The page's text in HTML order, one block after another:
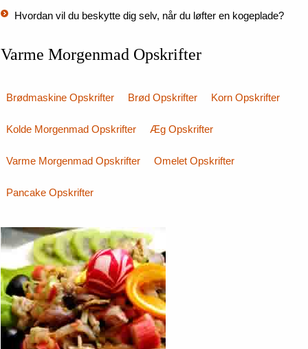
Hvordan vil du beskytte dig selv, når du løfter en kogeplade?
Varme Morgenmad Opskrifter
Brødmaskine Opskrifter Brød Opskrifter Korn Opskrifter
Kolde Morgenmad Opskrifter Æg Opskrifter
Varme Morgenmad Opskrifter Omelet Opskrifter
Pancake Opskrifter